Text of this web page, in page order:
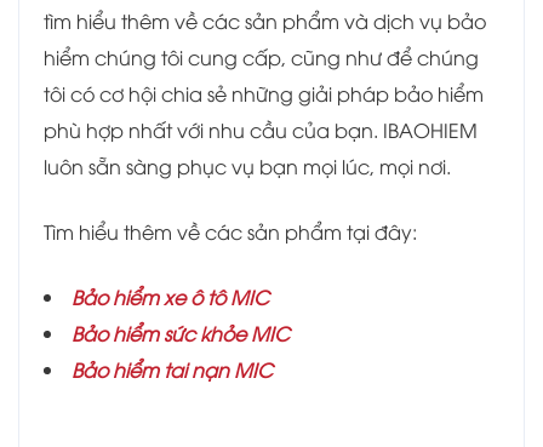
tìm hiểu thêm về các sản phẩm và dịch vụ bảo
hiểm chúng tôi cung cấp, cũng như để chúng
tôi có cơ hội chia sẻ những giải pháp bảo hiểm
phù hợp nhất với nhu cầu của bạn. IBAOHIEM
luôn sẵn sàng phục vụ bạn mọi lúc, mọi nơi.
Tìm hiểu thêm về các sản phẩm tại đây:
Bảo hiểm xe ô tô MIC
Bảo hiểm sức khỏe MIC
Bảo hiểm tai nạn MIC